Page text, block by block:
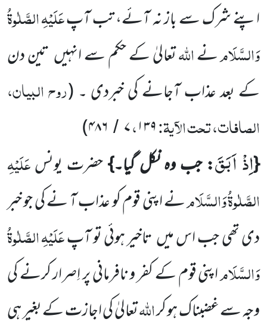
اپنے شرک سے باز نہ آئے، تب آپعَلَیْہِالصَّلٰوۃُ
وَالسَّلَامنےاللہتعالیٰ کے حکم سے انہیںتین دن
کے بعد عذاب آجانے کی خبردی ۔ (روح البیان،
الصافات، تحت الآیۃ:۱۳۹،۷ / ۴۸۶)
{اِذْ اَبَقَ: جب وہ نکل گیا۔}حضرت یونسعَلَیْہِ
الصَّلٰوۃُوَالسَّلَامنے اپنی قوم کو عذاب آ نے کی جو خبر
دیتھی جب اس میںتاخیر ہوئی تو آپعَلَیْہِالصَّلٰوۃُ
وَالسَّلَاماپنی قوم کے کفر و نافرمانی پر اِصرار کرنے کی
وجہ سے غضبناک ہو کراللہتعالیٰ کی اجازتکے بغیر ہی